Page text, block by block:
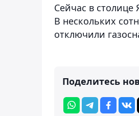
Сейчас в
В нескольких
отключили
Поделитесь